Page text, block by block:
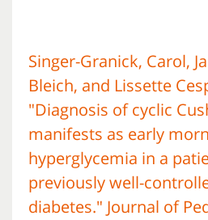
Singer-Granick, Carol,
Bleich, and Lissette
"Diagnosis of cyclic
manifests as early
hyperglycemia in a
previously well-
diabetes." Journal of